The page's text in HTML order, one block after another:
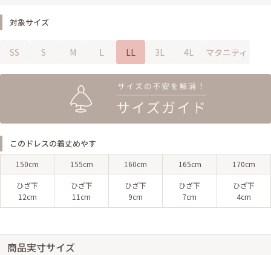
対象サイズ
SS S M L LL 3L 4L マタニティ
このドレスの着丈めやす
150cm 155cm 160cm 165cm 170cm
ひざ下
12cm
ひざ下
11cm
ひざ下
9cm
ひざ下
7cm
ひざ下
4cm
商品実寸サイズ